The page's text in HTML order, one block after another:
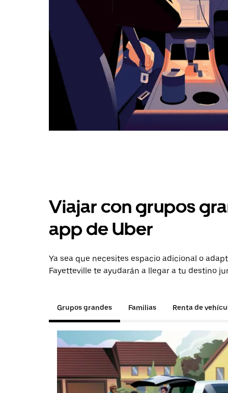
Viajar con grupos
app de Uber
Ya sea que necesites espacio adicional o
Fayetteville te ayudarán a llegar a tu destino
Grupos grandes Familias Renta de